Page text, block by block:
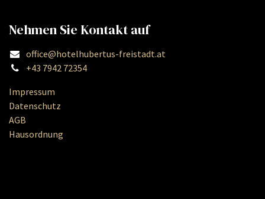
Nehmen Sie Kontakt auf
office@hotelhubertus-freistadt.at
+43 7942 72354
Impressum
Datenschutz
AGB
Hausordnung